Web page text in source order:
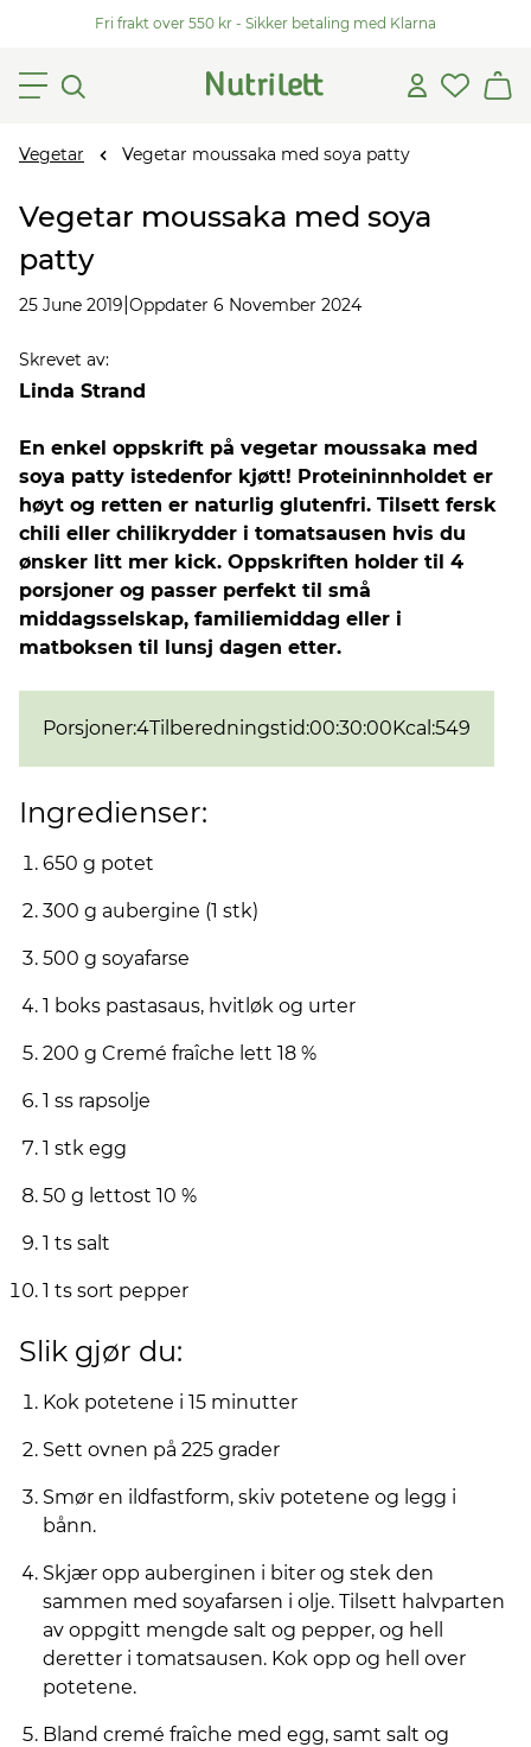
Fri frakt over 550 kr - Sikker betaling med Klarna
Vegetar Vegetar moussaka med soya patty
Vegetar moussaka med soya
patty
25 June 2019 Oppdater 6 November 2024
Skrevet av:
Linda Strand
En enkel oppskrift på vegetar moussaka med
soya patty istedenfor kjøtt! Proteininnholdet er
høyt og retten er naturlig glutenfri. Tilsett fersk
chili eller chilikrydder i tomatsausen hvis du
ønsker litt mer kick. Oppskriften holder til 4
porsjoner og passer perfekt til små
middagsselskap, familiemiddag eller i
matboksen til lunsj dagen etter.
Porsjoner:4Tilberedningstid:00:30:00Kcal :549
Ingredienser:
650 g potet
300 g aubergine (1 stk)
500 g soyafarse
1 boks pastasaus, hvitløk og urter
200 g Cremé fraîche lett 18 %
1 ss rapsolje
1 stk egg
50 g lettost 10 %
1 ts salt
1 ts sort pepper
Slik gjør du:
Kok potetene i 15 minutter
Sett ovnen på 225 grader
Smør en ildfastform, skiv potetene og legg i
bånn.
Skjær opp auberginen i biter og stek den
sammen med soyafarsen i olje. Tilsett halvparten
av oppgitt mengde salt og pepper, og hell
deretter i tomatsausen. Kok opp og hell over
potetene.
Bland cremé fraîche med egg, samt salt og